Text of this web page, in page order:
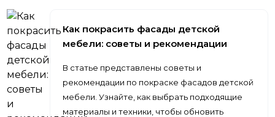
Как покрасить фасады детской
мебели: советы и рекомендации
В статье представлены советы и
рекомендации по покраске фасадов детской
мебели. Узнайте, как выбрать подходящие
материалы и техники, чтобы обновить